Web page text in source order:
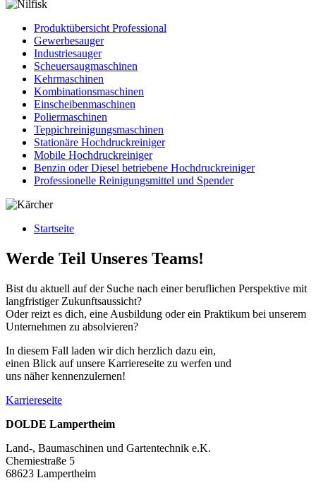
Produktübersicht Professional
Gewerbesauger
Industriesauger
Scheuersaugmaschinen
Kehrmaschinen
Kombinationsmaschinen
Einscheibenmaschinen
Poliermaschinen
Teppichreinigungsmaschinen
Stationäre Hochdruckreiniger
Mobile Hochdruckreiniger
Benzin oder Diesel betriebene Hochdruckreiniger
Professionelle Reinigungsmittel und Spender
Startseite
Werde Teil Unseres Teams!
Bist du aktuell auf der Suche nach einer beruflichen Perspektive mit
langfristiger Zukunftsaussicht?
Oder reizt es dich, eine Ausbildung oder ein Praktikum bei unserem
Unternehmen zu absolvieren?
In diesem Fall laden wir dich herzlich dazu ein,
einen Blick auf unsere Karriereseite zu werfen und
uns näher kennenzulernen!
Karriereseite
DOLDE Lampertheim
Land-, Baumaschinen und Gartentechnik e.K.
Chemiestraße 5
68623 Lampertheim